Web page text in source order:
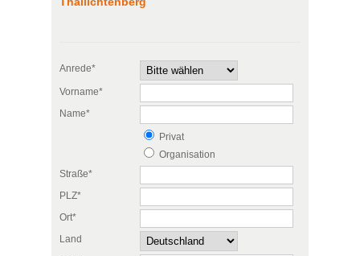
Anrede*
Vorname*
Name*
Privat
Organisation
Straße*
PLZ*
Ort*
Land